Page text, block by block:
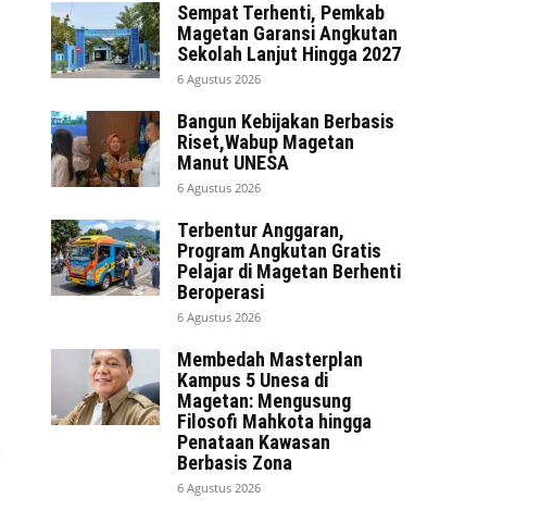
Sempat Terhenti, Pemkab
Magetan Garansi Angkutan
Sekolah Lanjut Hingga 2027
6 Agustus 2026
Bangun Kebijakan Berbasis
Riset,Wabup Magetan
Manut UNESA
6 Agustus 2026
Terbentur Anggaran,
Program Angkutan Gratis
Pelajar di Magetan Berhenti
Beroperasi
6 Agustus 2026
Membedah Masterplan
Kampus 5 Unesa di
Magetan: Mengusung
Filosofi Mahkota hingga
Penataan Kawasan
Berbasis Zona
6 Agustus 2026